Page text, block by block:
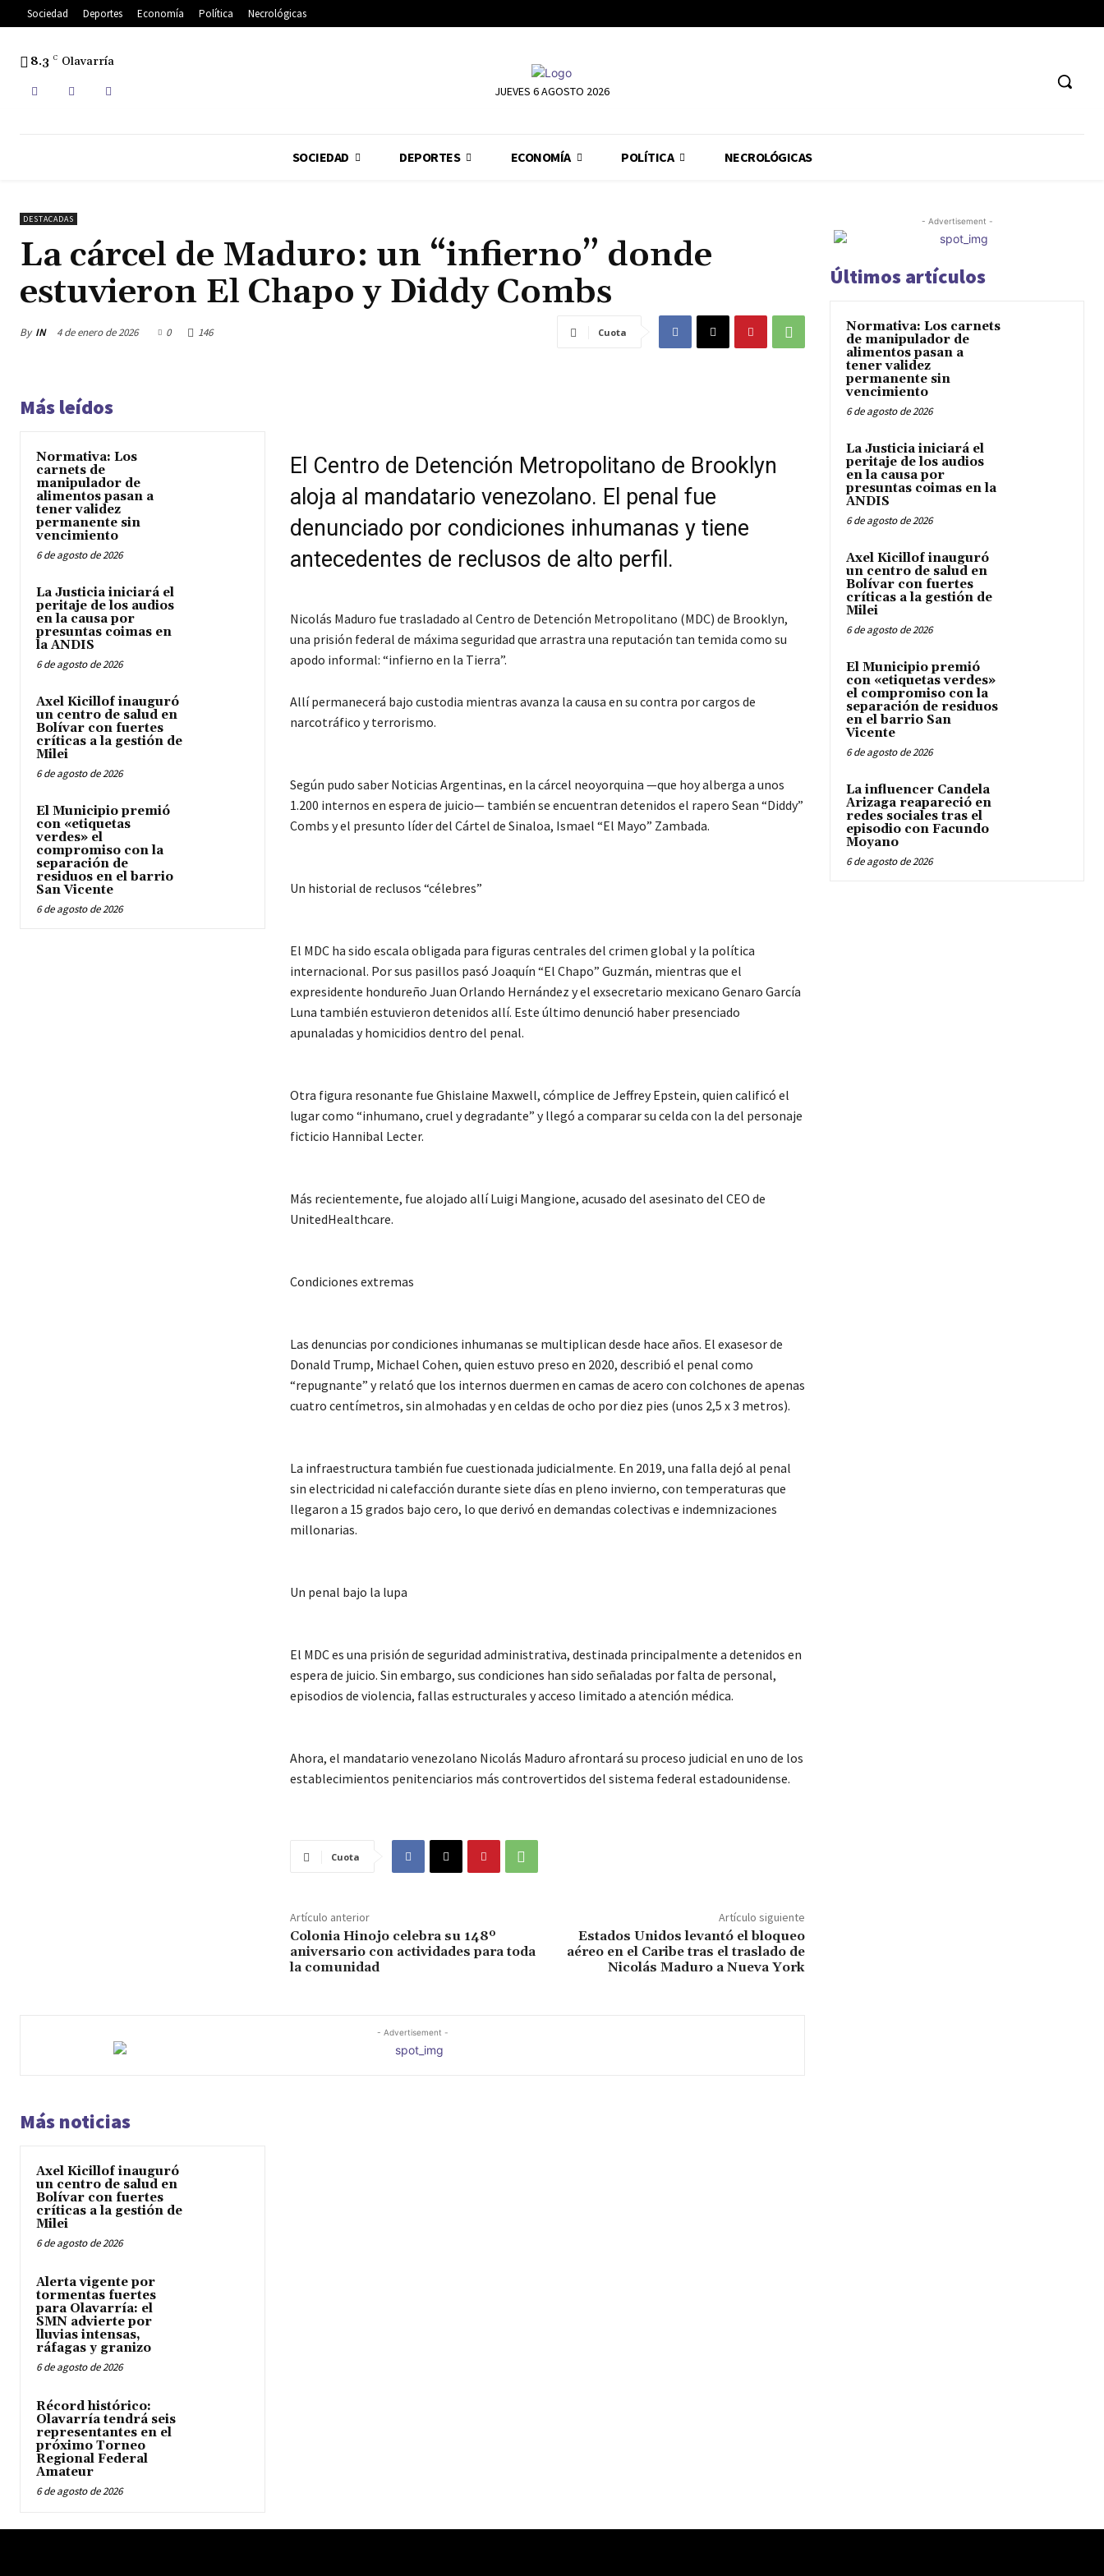
Sociedad Deportes Economía Política Necrológicas
8.3 C Olavarría
JUEVES 6 AGOSTO 2026
SOCIEDAD DEPORTES ECONOMÍA POLÍTICA NECROLÓGICAS
DESTACADAS
La cárcel de Maduro: un “infierno” donde
estuvieron El Chapo y Diddy Combs
By IN 4 de enero de 2026 0 146 Cuota
Más leídos
Normativa: Los
carnets de
manipulador de
alimentos pasan a
tener validez
permanente sin
vencimiento
6 de agosto de 2026
La Justicia iniciará el
peritaje de los audios
en la causa por
presuntas coimas en
la ANDIS
6 de agosto de 2026
Axel Kicillof inauguró
un centro de salud en
Bolívar con fuertes
críticas a la gestión de
Milei
6 de agosto de 2026
El Municipio premió
con «etiquetas
verdes» el
compromiso con la
separación de
residuos en el barrio
San Vicente
6 de agosto de 2026
El Centro de Detención Metropolitano de Brooklyn
aloja al mandatario venezolano. El penal fue
denunciado por condiciones inhumanas y tiene
antecedentes de reclusos de alto perfil.
Nicolás Maduro fue trasladado al Centro de Detención Metropolitano (MDC) de Brooklyn,
una prisión federal de máxima seguridad que arrastra una reputación tan temida como su
apodo informal: “infierno en la Tierra”.
Allí permanecerá bajo custodia mientras avanza la causa en su contra por cargos de
narcotráfico y terrorismo.
Según pudo saber Noticias Argentinas, en la cárcel neoyorquina —que hoy alberga a unos
1.200 internos en espera de juicio— también se encuentran detenidos el rapero Sean “Diddy”
Combs y el presunto líder del Cártel de Sinaloa, Ismael “El Mayo” Zambada.
Un historial de reclusos “célebres”
El MDC ha sido escala obligada para figuras centrales del crimen global y la política
internacional. Por sus pasillos pasó Joaquín “El Chapo” Guzmán, mientras que el
expresidente hondureño Juan Orlando Hernández y el exsecretario mexicano Genaro García
Luna también estuvieron detenidos allí. Este último denunció haber presenciado
apunaladas y homicidios dentro del penal.
Otra figura resonante fue Ghislaine Maxwell, cómplice de Jeffrey Epstein, quien calificó el
lugar como “inhumano, cruel y degradante” y llegó a comparar su celda con la del personaje
ficticio Hannibal Lecter.
Más recientemente, fue alojado allí Luigi Mangione, acusado del asesinato del CEO de
UnitedHealthcare.
Condiciones extremas
Las denuncias por condiciones inhumanas se multiplican desde hace años. El exasesor de
Donald Trump, Michael Cohen, quien estuvo preso en 2020, describió el penal como
“repugnante” y relató que los internos duermen en camas de acero con colchones de apenas
cuatro centímetros, sin almohadas y en celdas de ocho por diez pies (unos 2,5 x 3 metros).
La infraestructura también fue cuestionada judicialmente. En 2019, una falla dejó al penal
sin electricidad ni calefacción durante siete días en pleno invierno, con temperaturas que
llegaron a 15 grados bajo cero, lo que derivó en demandas colectivas e indemnizaciones
millonarias.
Un penal bajo la lupa
El MDC es una prisión de seguridad administrativa, destinada principalmente a detenidos en
espera de juicio. Sin embargo, sus condiciones han sido señaladas por falta de personal,
episodios de violencia, fallas estructurales y acceso limitado a atención médica.
Ahora, el mandatario venezolano Nicolás Maduro afrontará su proceso judicial en uno de los
establecimientos penitenciarios más controvertidos del sistema federal estadounidense.
Cuota
Artículo anterior
Colonia Hinojo celebra su 148º
aniversario con actividades para toda
la comunidad
Artículo siguiente
Estados Unidos levantó el bloqueo
aéreo en el Caribe tras el traslado de
Nicolás Maduro a Nueva York
- Advertisement -
Más noticias
Axel Kicillof inauguró
un centro de salud en
Bolívar con fuertes
críticas a la gestión de
Milei
6 de agosto de 2026
Alerta vigente por
tormentas fuertes
para Olavarría: el
SMN advierte por
lluvias intensas,
ráfagas y granizo
6 de agosto de 2026
Récord histórico:
Olavarría tendrá seis
representantes en el
próximo Torneo
Regional Federal
Amateur
6 de agosto de 2026
- Advertisement -
Últimos artículos
Normativa: Los carnets
de manipulador de
alimentos pasan a
tener validez
permanente sin
vencimiento
6 de agosto de 2026
La Justicia iniciará el
peritaje de los audios
en la causa por
presuntas coimas en la
ANDIS
6 de agosto de 2026
Axel Kicillof inauguró
un centro de salud en
Bolívar con fuertes
críticas a la gestión de
Milei
6 de agosto de 2026
El Municipio premió
con «etiquetas verdes»
el compromiso con la
separación de residuos
en el barrio San
Vicente
6 de agosto de 2026
La influencer Candela
Arizaga reapareció en
redes sociales tras el
episodio con Facundo
Moyano
6 de agosto de 2026